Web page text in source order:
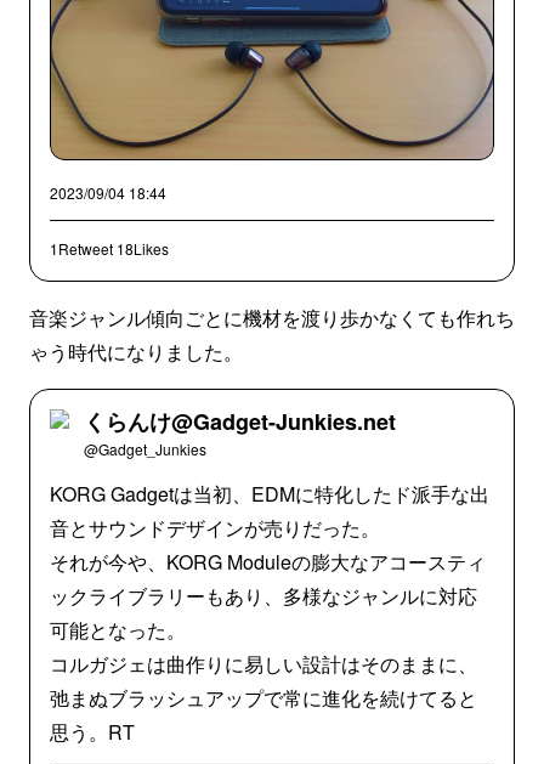
2023/09/04 18:44
1Retweet 18Likes
音楽ジャンル傾向ごとに機材を渡り歩かなくても作れち
ゃう時代になりました。
くらんけ@Gadget-Junkies.net
@Gadget_Junkies
KORG Gadgetは当初、EDMに特化したド派手な出
音とサウンドデザインが売りだった。
それが今や、KORG Moduleの膨大なアコースティ
ックライブラリーもあり、多様なジャンルに対応
可能となった。
コルガジェは曲作りに易しい設計はそのままに、
弛まぬブラッシュアップで常に進化を続けてると
思う。RT